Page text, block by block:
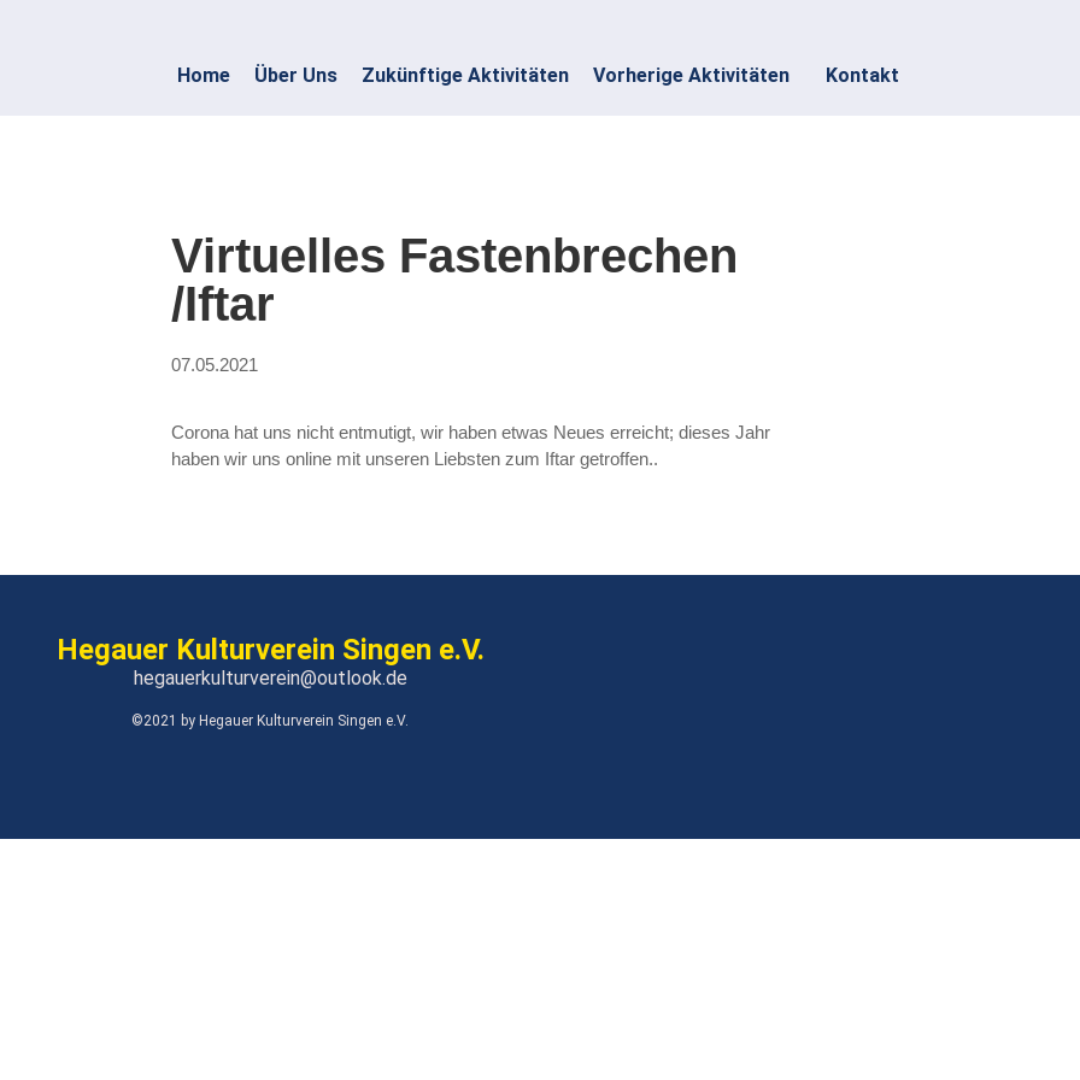
Home Über Uns Zukünftige Aktivitäten Vorherige Aktivitäten Kontakt
Virtuelles Fastenbrechen
/Iftar
07.05.2021
Corona hat uns nicht entmutigt, wir haben etwas Neues erreicht; dieses Jahr
haben wir uns online mit unseren Liebsten zum Iftar getroffen..
Hegauer Kulturverein Singen e.V.
hegauerkulturverein@outlook.de
©2021 by Hegauer Kulturverein Singen e.V.